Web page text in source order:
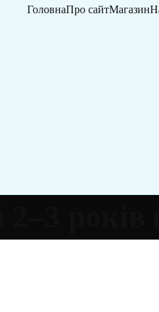
ГоловнаПро сайтМагазин